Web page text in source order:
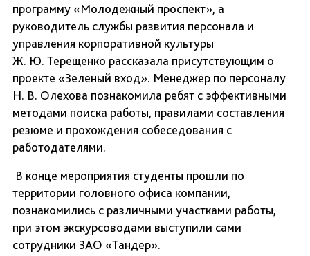
программу «Молодежный проспект», а
руководитель службы развития персонала и
управления корпоративной культуры
Ж. Ю. Терещенко рассказала присутствующим о
проекте «Зеленый вход». Менеджер по персоналу
Н. В. Олехова познакомила ребят с эффективными
методами поиска работы, правилами составления
резюме и прохождения собеседования с
работодателями.
В конце мероприятия студенты прошли по
территории головного офиса компании,
познакомились с различными участками работы,
при этом экскурсоводами выступили сами
сотрудники ЗАО «Тандер».